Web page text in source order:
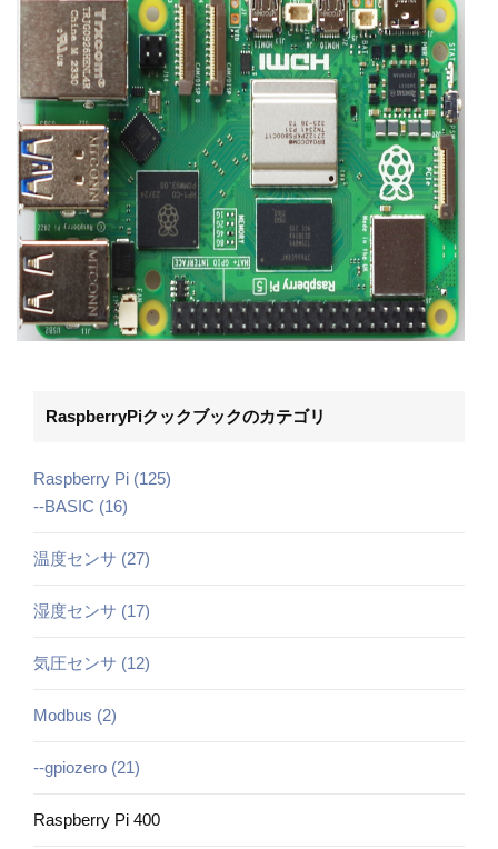
RaspberryPiクックブックのカテゴリ
Raspberry Pi (125)
--BASIC (16)
温度センサ (27)
湿度センサ (17)
気圧センサ (12)
Modbus (2)
--gpiozero (21)
Raspberry Pi 400